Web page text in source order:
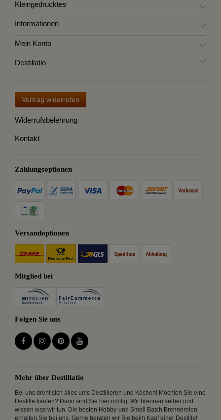
Kleingedrucktes
Informationen
Mein Konto
Destillatio
Vertrag widerrufen
Widerrufsbelehrung
Kontakt
Zahlungsoptionen
Versandoptionen
Mitglied bei
Folgen Sie uns
Mehr über Destillatio
Bei uns dreht sich alles ums Destillieren und Kochen! Möchten Sie eine
Destille kaufen? Dann sind Sie hier richtig. Wir brennen selber und
wissen was wir tun. Die besten Hobby-und Small Batch Brennereien
erhalten Sie bei uns. Gerne beraten wir Sie beim Kauf einer Destille!